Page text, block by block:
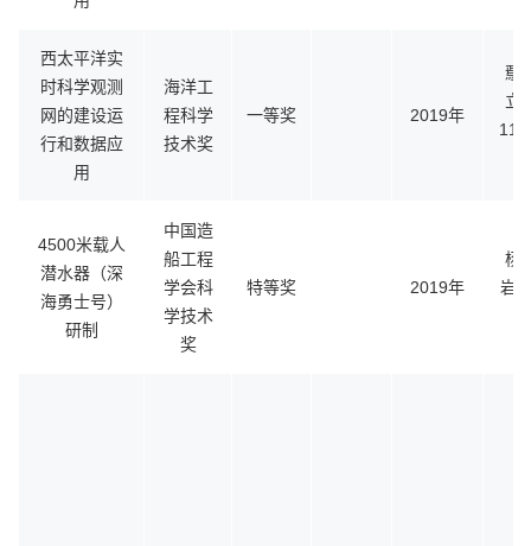
西太平洋实
时科学观测
网的建设运
行和数据应
用
海洋工
程科学
技术奖
一等奖 2019年
鄢
立
11
4500米载人
潜水器（深
海勇士号）
研制
中国造
船工程
学会科
学技术
奖
特等奖 2019年
杨
岩